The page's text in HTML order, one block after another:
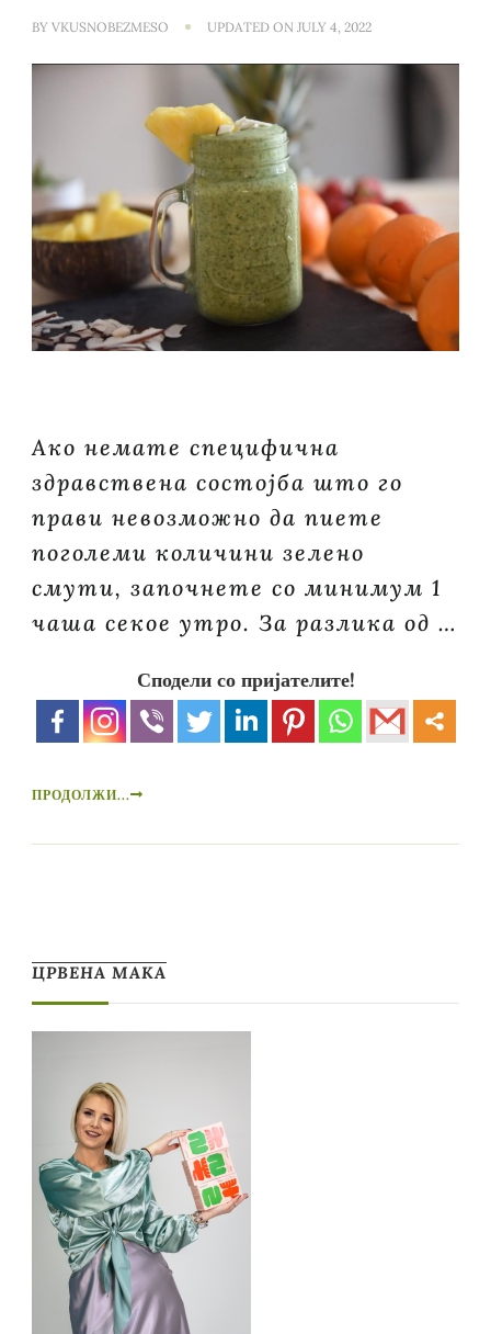
BY VKUSNOBEZMESO UPDATED ON JULY 4, 2022
Ако немате специфична
здравствена состојба што го
прави невозможно да пиете
поголеми количини зелено
смути, започнете со минимум 1
чаша секое утро. За разлика од …
Сподели со пријателите!
ПРОДОЛЖИ...
ЦРВЕНА МАКА